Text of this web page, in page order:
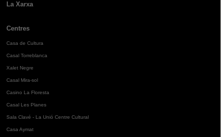
La Xarxa
Centres
Casa de Cultura
Casal Torreblanca
Xalet Negre
Casal Mira-sol
Casino La Floresta
Casal Les Planes
Sala Clavé - La Unió Centre Cultural
Casa Aymat